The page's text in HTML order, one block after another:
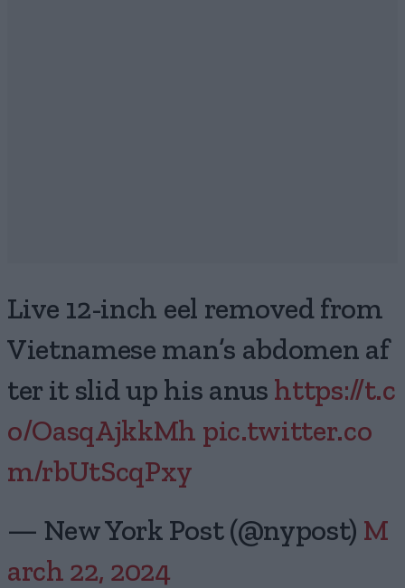
Live 12-inch eel removed from
Vietnamese man’s abdomen af
ter it slid up his anus https://t.c
o/OasqAjkkMh pic.twitter.co
m/rbUtScqPxy
— New York Post (@nypost) M
arch 22, 2024